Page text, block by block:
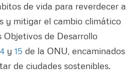
de vida para reverdecer a
y mitigar el cambio climático
Objetivos de Desarrollo
y 15 de la ONU, encaminados
de ciudades sostenibles.